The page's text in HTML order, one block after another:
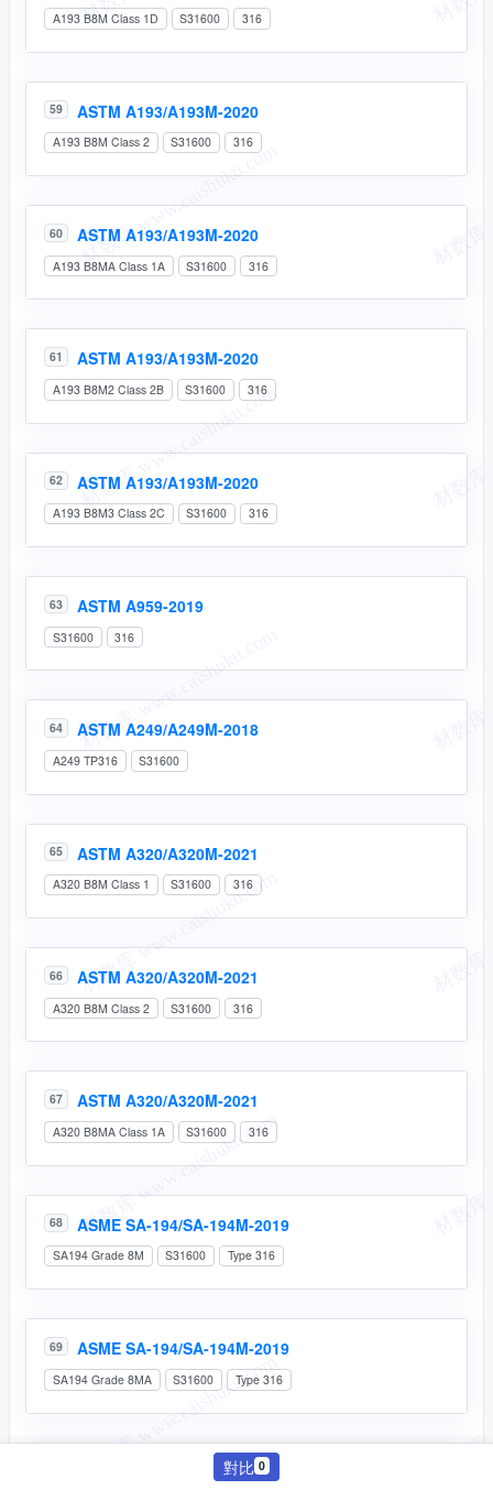
A193 B8M Class 1D S31600 316
59 ASTM A193/A193M-2020
A193 B8M Class 2 S31600 316
60 ASTM A193/A193M-2020
A193 B8MA Class 1A S31600 316
61 ASTM A193/A193M-2020
A193 B8M2 Class 2B S31600 316
62 ASTM A193/A193M-2020
A193 B8M3 Class 2C S31600 316
63 ASTM A959-2019
S31600 316
64 ASTM A249/A249M-2018
A249 TP316 S31600
65 ASTM A320/A320M-2021
A320 B8M Class 1 S31600 316
66 ASTM A320/A320M-2021
A320 B8M Class 2 S31600 316
67 ASTM A320/A320M-2021
A320 B8MA Class 1A S31600 316
68 ASME SA-194/SA-194M-2019
SA194 Grade 8M S31600 Type 316
69 ASME SA-194/SA-194M-2019
SA194 Grade 8MA S31600 Type 316
ASTM A479/A479M-2018
對比 0